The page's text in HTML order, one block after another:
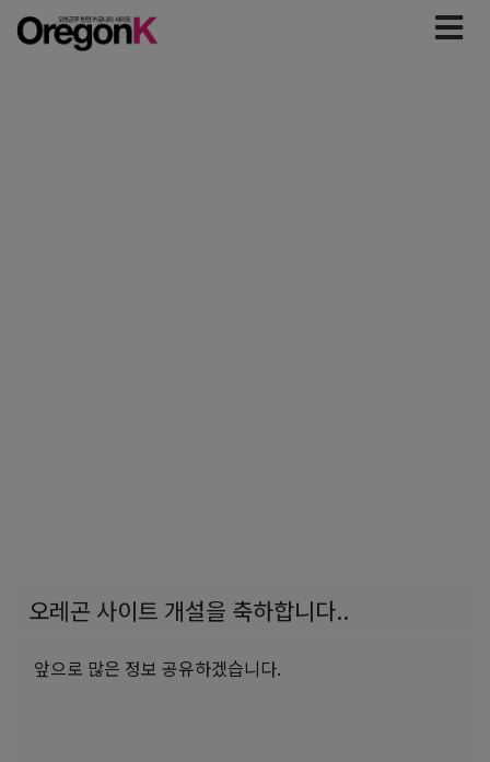
오레곤 사이트 개설을 축하합니다..
앞으로 많은 정보 공유하겠습니다.